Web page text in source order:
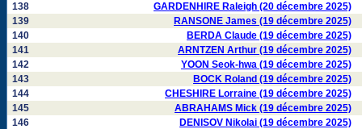
138
GARDENHIRE Raleigh (20 décembre 2025)
139
RANSONE James (19 décembre 2025)
140
BERDA Claude (19 décembre 2025)
141
ARNTZEN Arthur (19 décembre 2025)
142
YOON Seok-hwa (19 décembre 2025)
143
BOCK Roland (19 décembre 2025)
144
CHESHIRE Lorraine (19 décembre 2025)
145
ABRAHAMS Mick (19 décembre 2025)
146
DENISOV Nikolai (19 décembre 2025)